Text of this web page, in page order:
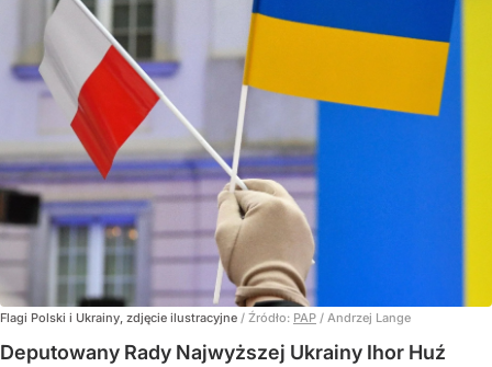
Flagi Polski i Ukrainy, zdjęcie ilustracyjne / Źródło: PAP / Andrzej Lange
Deputowany Rady Najwyższej Ukrainy Ihor Huź